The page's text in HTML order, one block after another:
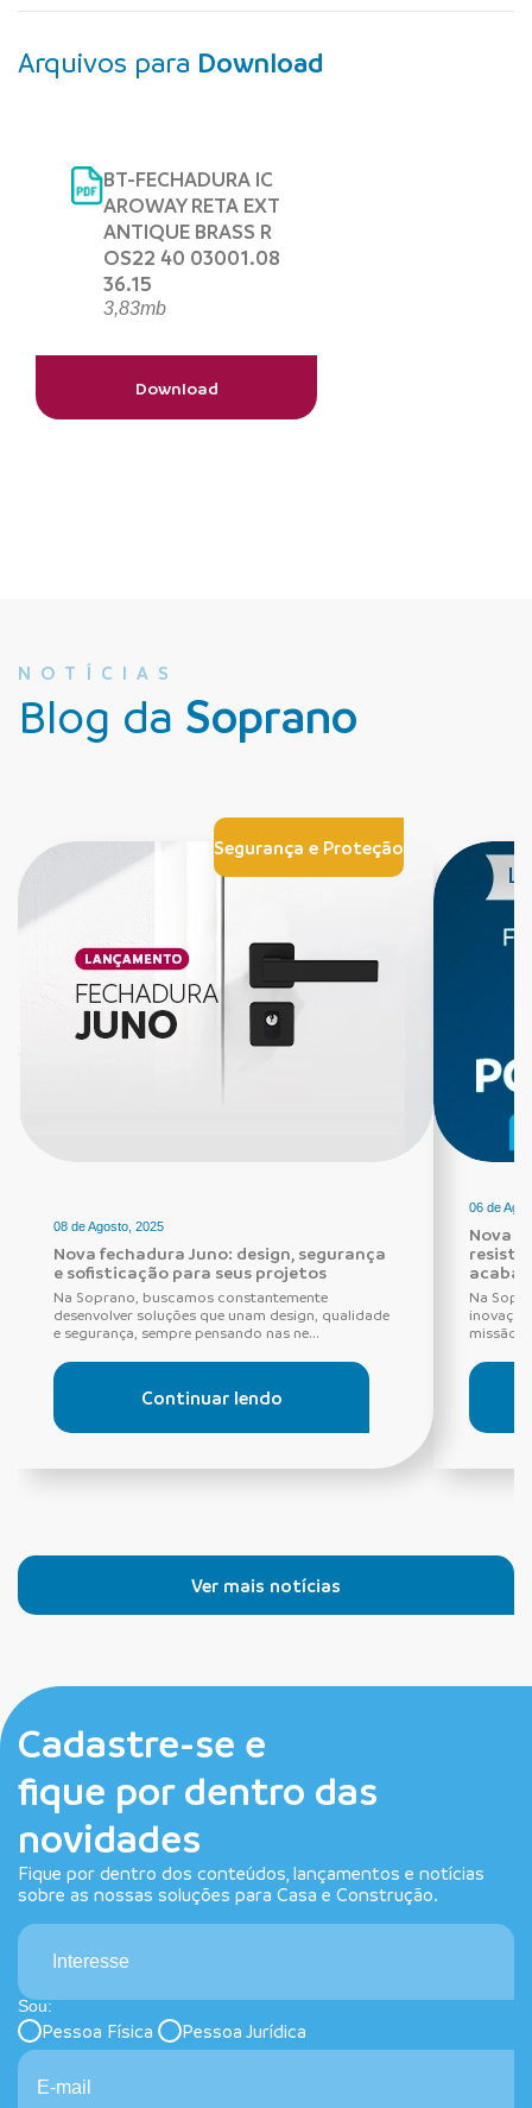
Arquivos para Download
BT-FECHADURA IC
AROWAY RETA EXT
ANTIQUE BRASS R
OS22 40 03001.08
36.15
3,83mb
Download
NOTÍCIAS
Blog da Soprano
Segurança e Proteção
08 de Agosto, 2025
Nova fechadura Juno: design, segurança
e sofisticação para seus projetos
Na Soprano, buscamos constantemente
desenvolver soluções que unam design, qualidade
e segurança, sempre pensando nas ne...
Continuar lendo
06 de
Nova
Na
missão
Ver mais notícias
Cadastre-se e
fique por dentro das
novidades
Fique por dentro dos conteúdos, lançamentos e notícias
sobre as nossas soluções para Casa e Construção.
Interesse
Sou:
Pessoa Física Pessoa Jurídica